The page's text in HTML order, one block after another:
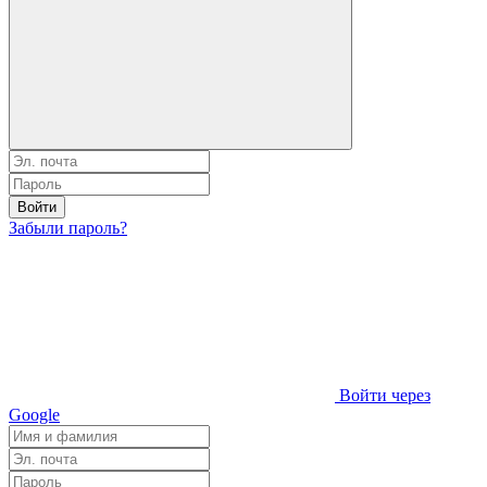
Войти
Забыли пароль?
Войти через
Google